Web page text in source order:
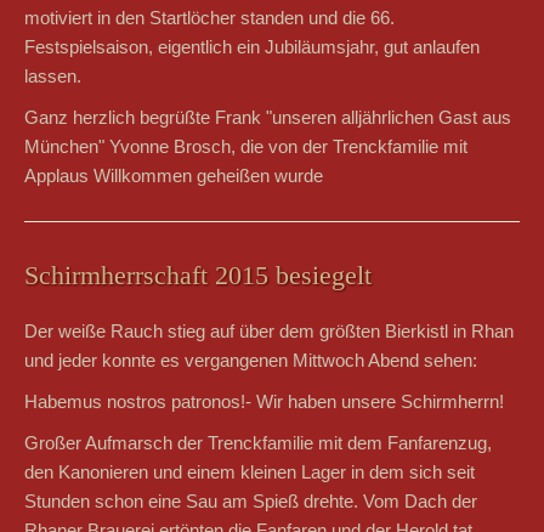
motiviert in den Startlöcher standen und die 66.
Festspielsaison, eigentlich ein Jubiläumsjahr, gut anlaufen
lassen.
Ganz herzlich begrüßte Frank "unseren alljährlichen Gast aus
München" Yvonne Brosch, die von der Trenckfamilie mit
Applaus Willkommen geheißen wurde
Schirmherrschaft 2015 besiegelt
Der weiße Rauch stieg auf über dem größten Bierkistl in Rhan
und jeder konnte es vergangenen Mittwoch Abend sehen:
Habemus nostros patronos!- Wir haben unsere Schirmherrn!
Großer Aufmarsch der Trenckfamilie mit dem Fanfarenzug,
den Kanonieren und einem kleinen Lager in dem sich seit
Stunden schon eine Sau am Spieß drehte. Vom Dach der